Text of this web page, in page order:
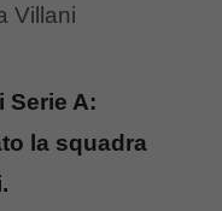
Villani
Serie A:
la squadra